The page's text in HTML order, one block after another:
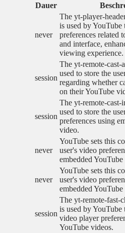
Dauer
never
The yt-player-
is used by YouTube
preferences related
and interface,
viewing experience.
session
The yt-remote-cast-
used to store the
regarding whether
on their YouTube
session
The yt-remote-cast-
used to store the
preferences using
video.
never
YouTube sets this
user's video
embedded
never
YouTube sets this
user's video
embedded
session
The yt-remote-fast-
is used by YouTube
video player
YouTube videos.